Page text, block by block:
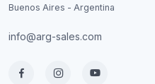
Buenos Aires - Argentina
info@arg-sales.com